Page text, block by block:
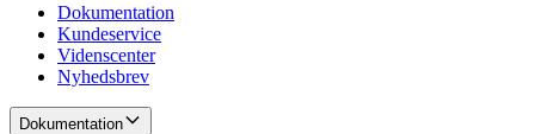
Dokumentation
Kundeservice
Videnscenter
Nyhedsbrev
Dokumentation